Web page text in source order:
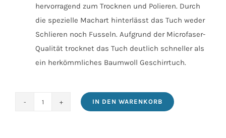
hervorragend zum Trocknen und Polieren. Durch
die spezielle Machart hinterlässt das Tuch weder
Schlieren noch Fusseln. Aufgrund der Microfaser-
Qualität trocknet das Tuch deutlich schneller als
ein herkömmliches Baumwoll Geschirrtuch.
Geschirrtuch
IN DEN WARENKORB